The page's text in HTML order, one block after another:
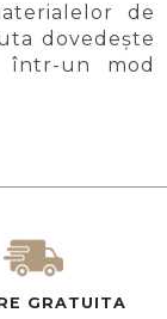
de
dovedește
într-un mod
GRATUITA